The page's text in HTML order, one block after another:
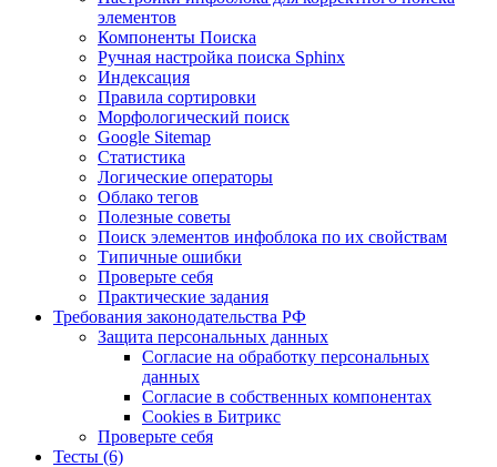
элементов
Компоненты Поиска
Ручная настройка поиска Sphinx
Индексация
Правила сортировки
Морфологический поиск
Google Sitemap
Статистика
Логические операторы
Облако тегов
Полезные советы
Поиск элементов инфоблока по их свойствам
Типичные ошибки
Проверьте себя
Практические задания
Требования законодательства РФ
Защита персональных данных
Согласие на обработку персональных
данных
Согласие в собственных компонентах
Cookies в Битрикс
Проверьте себя
Тесты (6)